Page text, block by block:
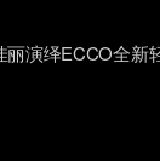
演绎ECCO全新